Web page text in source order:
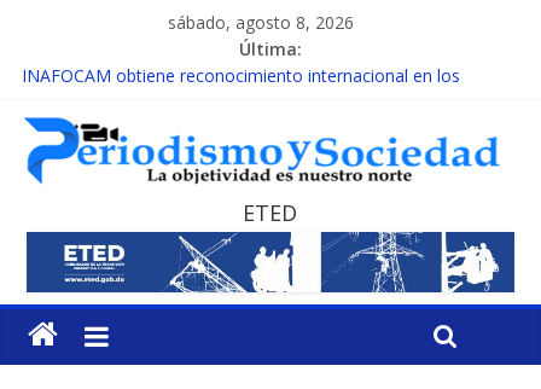
sábado, agosto 8, 2026
Última:
INAFOCAM obtiene reconocimiento internacional en los
15 de febrero de cada año es Día Nacional de la lucha contra el
cáncer infantil
EL ENFOQUE UNILATERAL DE LA COALICIÓN
MESCyT y Universidad Albizu apoyarán rehabilitación de
reclusos
MESCyT presenta calendario de Consulta Nacional por la
Educación
ETED